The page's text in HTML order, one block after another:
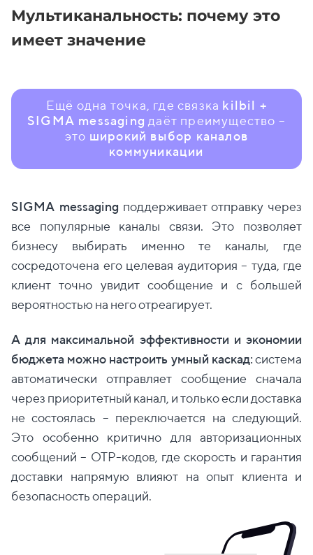
Мультиканальность: почему это
имеет значение
Ещё одна точка, где связка kilbil +
SIGMA messaging даёт преимущество –
это широкий выбор каналов
коммуникации
SIGMA messaging поддерживает отправку через
все популярные каналы связи. Это позволяет
бизнесу выбирать именно те каналы, где
сосредоточена его целевая аудитория – туда, где
клиент точно увидит сообщение и с большей
вероятностью на него отреагирует.
А для максимальной эффективности и экономии
бюджета можно настроить умный каскад:система
автоматически отправляет сообщение сначала
через приоритетный канал, и только если доставка
не состоялась – переключается на следующий.
Это особенно критично для авторизационных
сообщений – OTP-кодов, где скорость и гарантия
доставки напрямую влияют на опыт клиента и
безопасность операций.